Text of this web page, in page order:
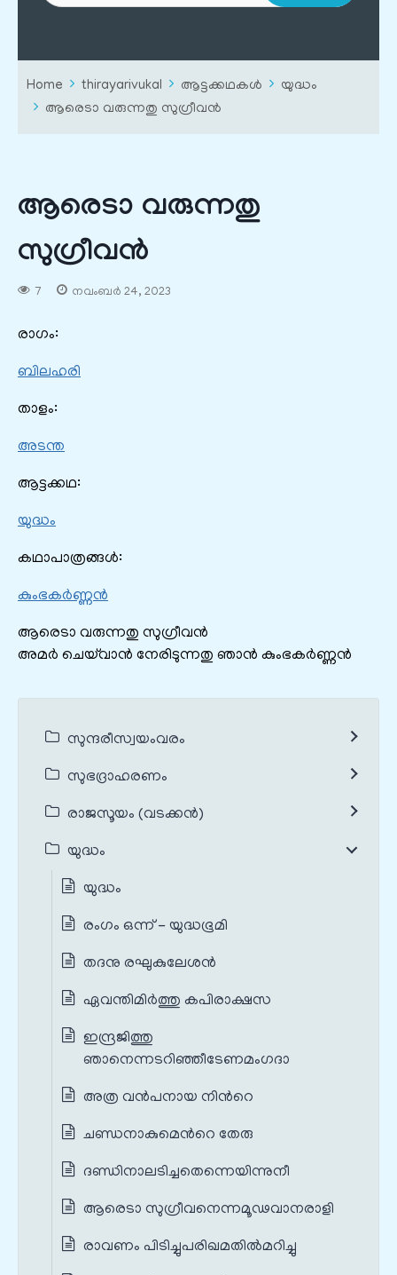
Home thirayarivukal ആട്ടക്കഥകൾ
യുദ്ധം
ആരെടാ വരുന്നതു സുഗ്രീവൻ
ആരെടാ വരുന്നതു
സുഗ്രീവൻ
7 നവംബർ 24, 2023
രാഗം:
ബിലഹരി
താളം:
അടന്ത
ആട്ടക്കഥ:
യുദ്ധം
കഥാപാത്രങ്ങൾ:
കുംഭകർണ്ണൻ
ആരെടാ വരുന്നതു സുഗ്രീവൻ
അമർ ചെയ്‌വാൻ നേരിടുന്നതു ഞാൻ കുംഭകർണ്ണൻ
സുന്ദരീസ്വയംവരം
സുഭദ്രാഹരണം
രാജസൂയം (വടക്കൻ)
യുദ്ധം
യുദ്ധം
രംഗം ഒന്ന് - യുദ്ധഭൂമി
തദനു രഘുകുലേശന്‍
ഏവന്തിമിര്‍ത്തു കപിരാക്ഷസ
ഇന്ദ്രജിത്തു
ഞാനെന്നടറിഞ്ഞീടേണമംഗദാ
അത്ര വന്‍പനായ നിന്‍റെ
ചണ്ഡനാകുമെന്‍റെ തേരു
ദണ്ഡിനാലടിച്ചതെന്നെയിന്നുനീ
ആരെടാ സുഗ്രീവനെന്നമൂഢവാനരാളി
രാവണം പിടിച്ചുപരിഖമതില്‍മറിച്ചു